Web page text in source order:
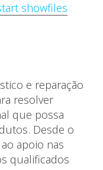
showfiles
e reparação
resolver
que possa
Desde o
apoio nas
qualificados